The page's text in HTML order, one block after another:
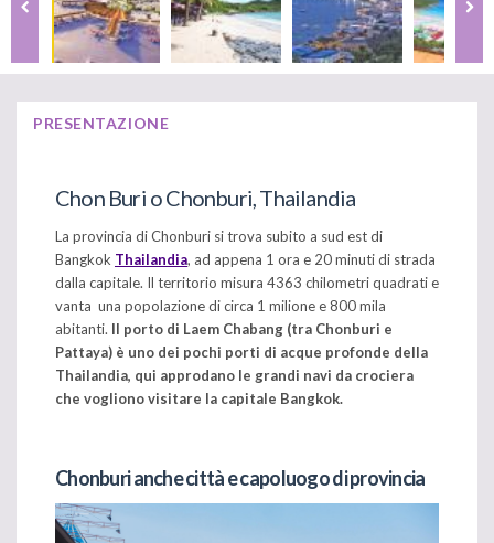
PRESENTAZIONE
Chon Buri o Chonburi, Thailandia
La provincia di Chonburi si trova subito a sud est di
Bangkok Thailandia, ad appena 1 ora e 20 minuti di strada
dalla capitale. Il territorio misura 4363 chilometri quadrati e
vanta una popolazione di circa 1 milione e 800 mila
abitanti. Il porto di Laem Chabang (tra Chonburi e
Pattaya) è uno dei pochi porti di acque profonde della
Thailandia, qui approdano le grandi navi da crociera
che vogliono visitare la capitale Bangkok.
Chonburi anche città e capoluogo di provincia